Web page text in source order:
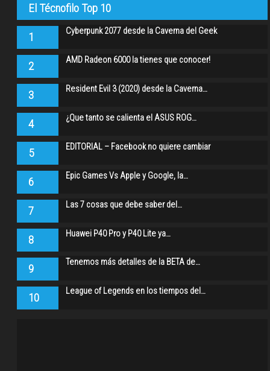
El Técnofilo Top 10
1 Cyberpunk 2077 desde la Caverna del Geek
2 AMD Radeon 6000 la tienes que conocer!
3 Resident Evil 3 (2020) desde la Caverna…
4 ¿Que tanto se calienta el ASUS ROG…
5 EDITORIAL – Facebook no quiere cambiar
6 Epic Games Vs Apple y Google, la…
7 Las 7 cosas que debe saber del…
8 Huawei P40 Pro y P40 Lite ya…
9 Tenemos más detalles de la BETA de…
10 League of Legends en los tiempos del…